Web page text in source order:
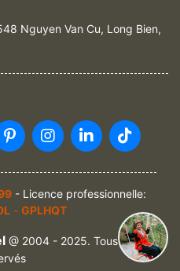
Nguyen Van Cu, Long Bien,
- Licence professionnelle:
- GPLHQT
@ 2004 - 2025. Tous droits